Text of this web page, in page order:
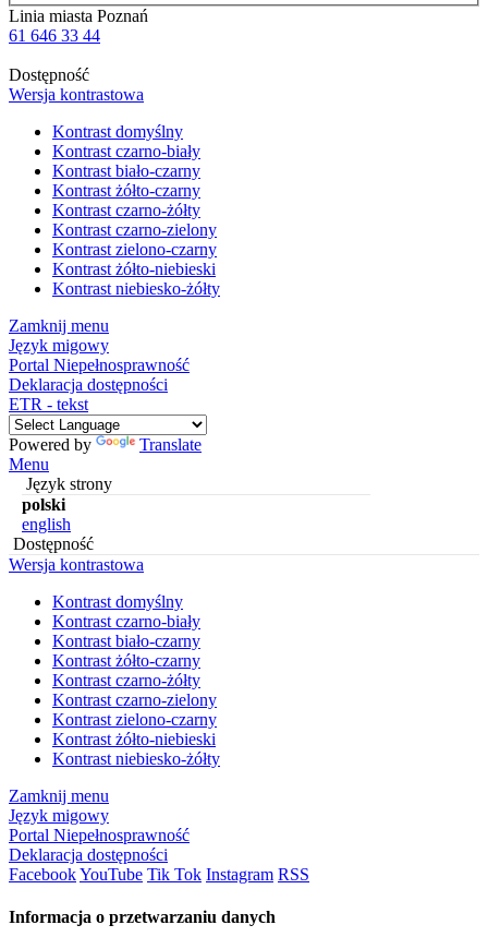
Linia miasta Poznań
61 646 33 44
Dostępność
Wersja kontrastowa
Kontrast domyślny
Kontrast czarno-biały
Kontrast biało-czarny
Kontrast żółto-czarny
Kontrast czarno-żółty
Kontrast czarno-zielony
Kontrast zielono-czarny
Kontrast żółto-niebieski
Kontrast niebiesko-żółty
Zamknij menu
Język migowy
Portal Niepełnosprawność
Deklaracja dostępności
ETR - tekst
Powered by
Translate
Menu
Język strony
polski
english
Dostępność
Wersja kontrastowa
Kontrast domyślny
Kontrast czarno-biały
Kontrast biało-czarny
Kontrast żółto-czarny
Kontrast czarno-żółty
Kontrast czarno-zielony
Kontrast zielono-czarny
Kontrast żółto-niebieski
Kontrast niebiesko-żółty
Zamknij menu
Język migowy
Portal Niepełnosprawność
Deklaracja dostępności
FacebookYouTube Tik Tok Instagram RSS
Informacja o przetwarzaniu danych